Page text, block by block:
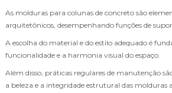
As molduras para colunas de concreto são
arquitetônicos, desempenhando funções de
A escolha do material e do estilo adequado é
funcionalidade e a harmonia visual do espaço.
Além disso, práticas regulares de manutenção
a beleza e a integridade estrutural das molduras